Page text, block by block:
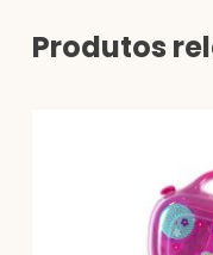
Produtos